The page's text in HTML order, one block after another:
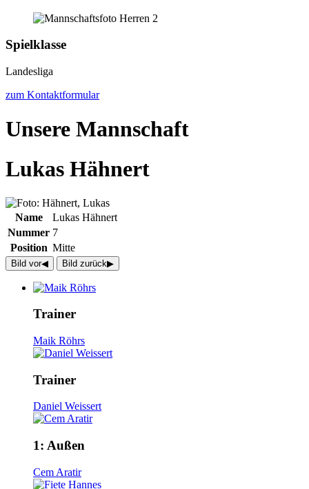
Spielklasse
Landesliga
zum Kontaktformular
Unsere Mannschaft
Lukas Hähnert
Name
Lukas Hähnert
Nummer 7
Position Mitte
Bild vor◀︎ Bild zurück▶︎
Trainer
Maik Röhrs
Trainer
Daniel Weissert
1: Außen
Cem Aratir